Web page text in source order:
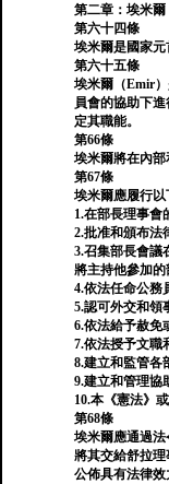
第二章：埃米爾
第六十四條
埃米爾是國家元
第六十五條
埃米爾（Emir
員會的協助下
定其職能。
第66條
埃米爾將在內部
第67條
埃米爾應履行以
1.在部長理事會
2.批准和頒布法
3.召集部長會議
將主持他參加的
4.依法任命公務
5.認可外交和領
6.依法給予赦免
7.依法授予文職
8.建立和監管各
9.建立和管理協
10.本《憲法》
第68條
埃米爾應通過法
將其交給舒拉
公佈具有法律